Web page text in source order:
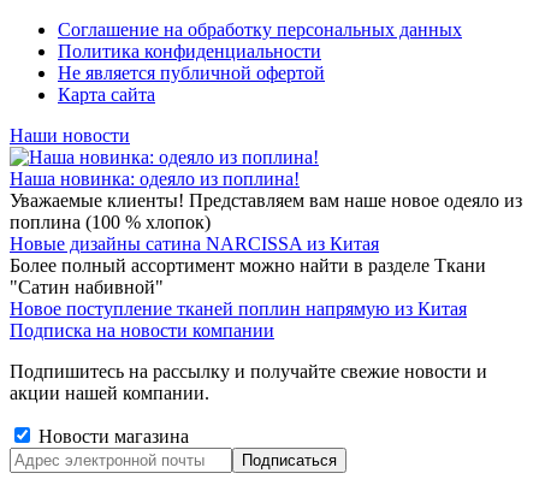
Соглашение на обработку персональных данных
Политика конфиденциальности
Не является публичной офертой
Карта сайта
Наши новости
Наша новинка: одеяло из поплина!
Уважаемые клиенты! Представляем вам наше новое одеяло из
поплина (100 % хлопок)
Новые дизайны сатина NARCISSA из Китая
Более полный ассортимент можно найти в разделе Ткани
"Сатин набивной"
Новое поступление тканей поплин напрямую из Китая
Подписка на новости компании
Подпишитесь на рассылку и получайте свежие новости и
акции нашей компании.
Новости магазина